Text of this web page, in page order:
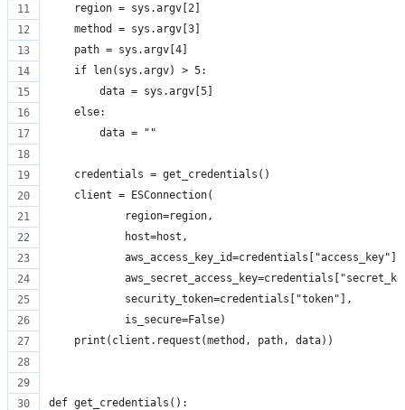
    region = sys.argv[2]
    method = sys.argv[3]
    path = sys.argv[4]
    if len(sys.argv) > 5:
        data = sys.argv[5]
    else:
        data = ""
    credentials = get_credentials()
    client = ESConnection(
            region=region,
            host=host,
            aws_access_key_id=credentials["access_key"],
            security_token=credentials["token"],
            is_secure=False)
    print(client.request(method, path, data))
def get_credentials():